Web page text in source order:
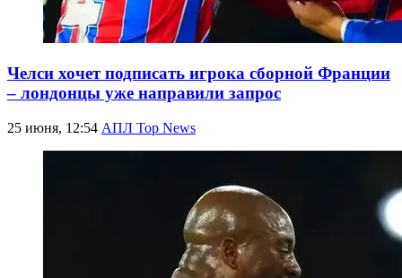
Челси хочет подписать игрока сборной Франции
– лондонцы уже направили запрос
25 июня, 12:54 АПЛ Top News